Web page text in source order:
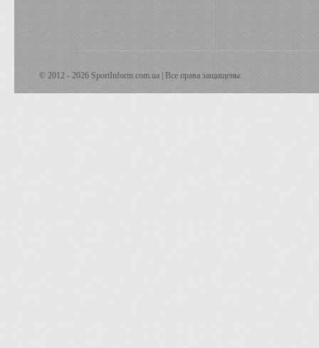
© 2012 - 2026 SportInform.com.ua | Все права защищены.